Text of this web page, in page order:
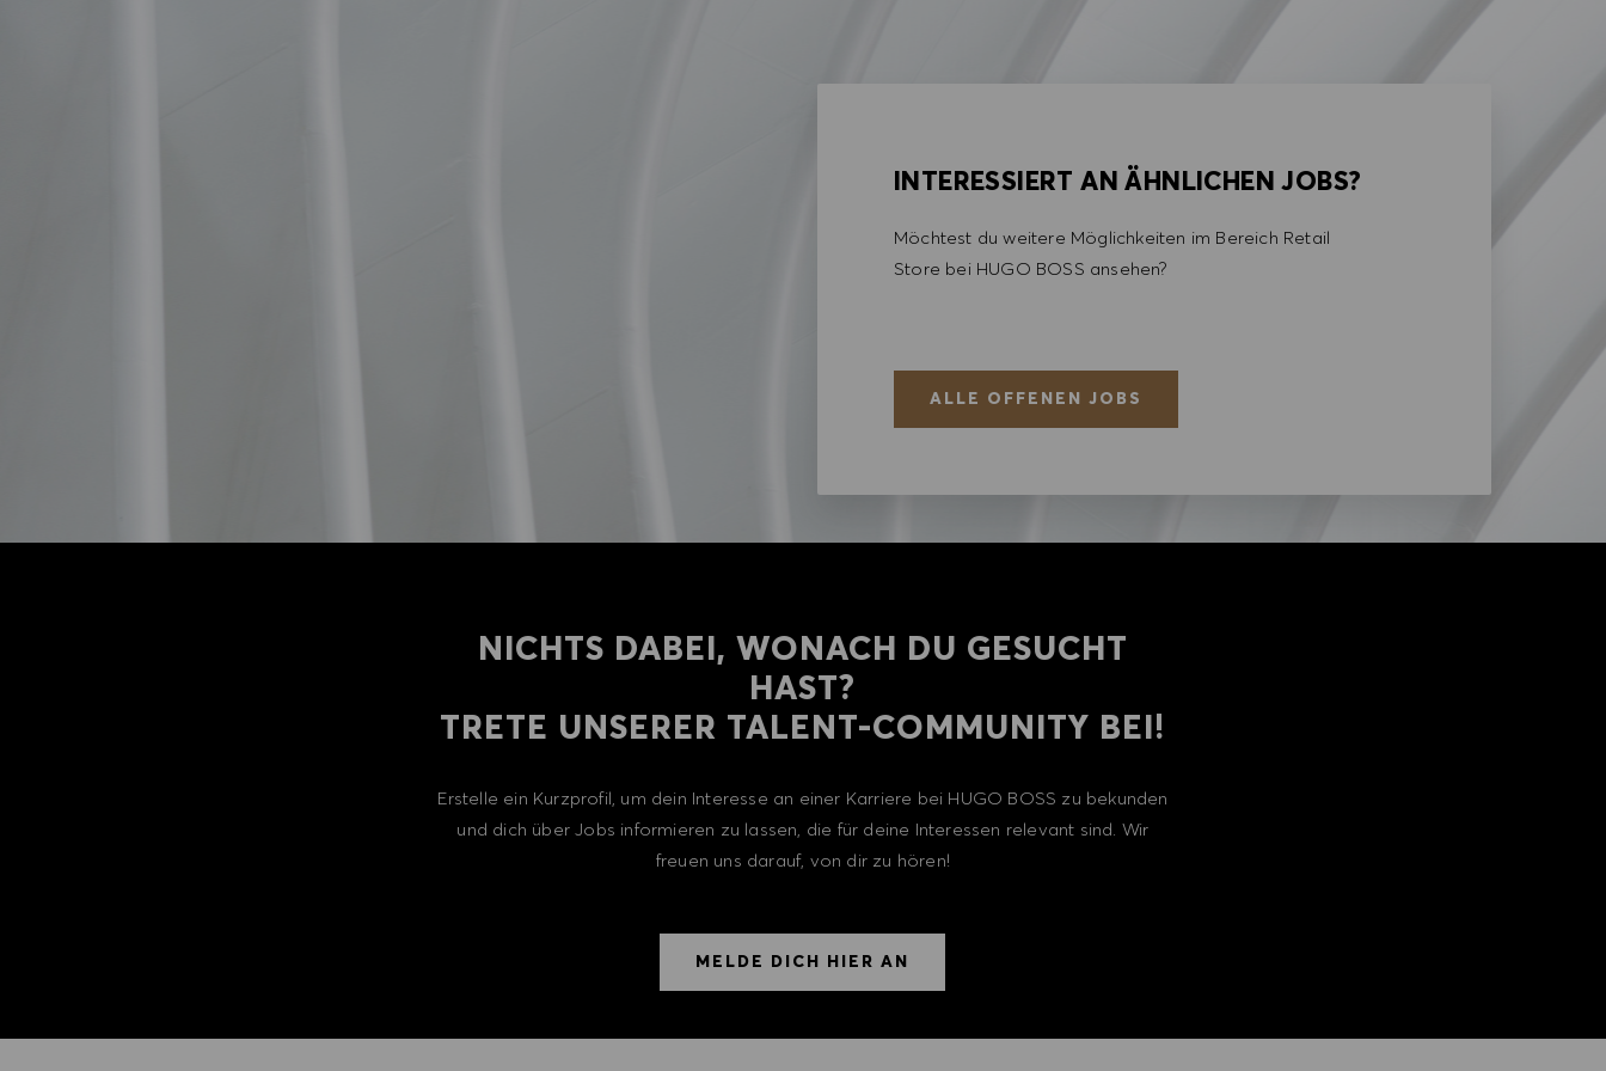
INTERESSIERT AN ÄHNLICHEN JOBS?
Möchtest du weitere Möglichkeiten im Bereich Retail
Store bei HUGO BOSS ansehen?
ALLE OFFENEN JOBS
NICHTS DABEI, WONACH DU GESUCHT
HAST?
TRETE UNSERER TALENT-COMMUNITY BEI!
Erstelle ein Kurzprofil, um dein Interesse an einer Karriere bei HUGO BOSS zu bekunden
und dich über Jobs informieren zu lassen, die für deine Interessen relevant sind. Wir
freuen uns darauf, von dir zu hören!
MELDE DICH HIER AN